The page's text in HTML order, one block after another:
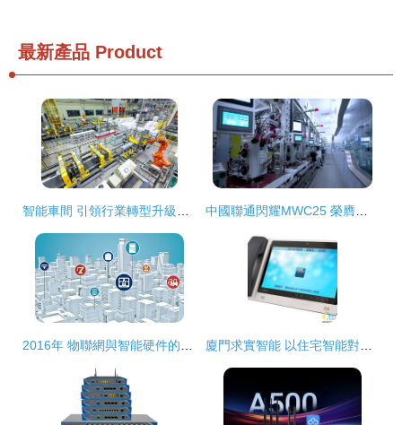
最新產品 Product